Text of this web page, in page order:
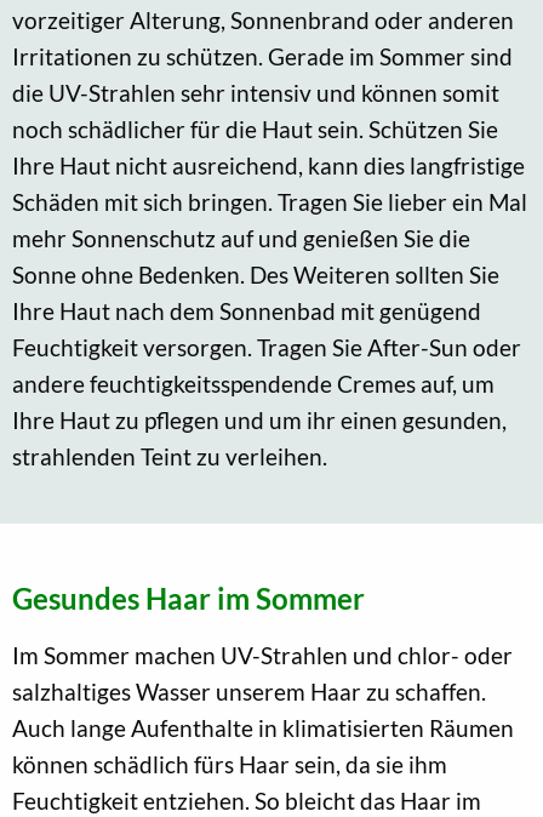
vorzeitiger Alterung, Sonnenbrand oder anderen
Irritationen zu schützen. Gerade im Sommer sind
die UV-Strahlen sehr intensiv und können somit
noch schädlicher für die Haut sein. Schützen Sie
Ihre Haut nicht ausreichend, kann dies langfristige
Schäden mit sich bringen. Tragen Sie lieber ein Mal
mehr Sonnenschutz auf und genießen Sie die
Sonne ohne Bedenken. Des Weiteren sollten Sie
Ihre Haut nach dem Sonnenbad mit genügend
Feuchtigkeit versorgen. Tragen Sie After-Sun oder
andere feuchtigkeitsspendende Cremes auf, um
Ihre Haut zu pflegen und um ihr einen gesunden,
strahlenden Teint zu verleihen.
Gesundes Haar im Sommer
Im Sommer machen UV-Strahlen und chlor- oder
salzhaltiges Wasser unserem Haar zu schaffen.
Auch lange Aufenthalte in klimatisierten Räumen
können schädlich fürs Haar sein, da sie ihm
Feuchtigkeit entziehen. So bleicht das Haar im